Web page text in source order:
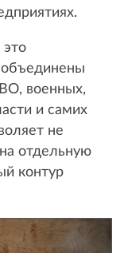
объединены
военных,
и самих
не
отдельную
контур